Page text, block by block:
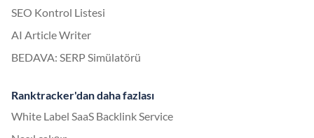
SEO Kontrol Listesi
AI Article Writer
BEDAVA: SERP Simülatörü
Ranktracker'dan daha fazlası
White Label SaaS Backlink Service